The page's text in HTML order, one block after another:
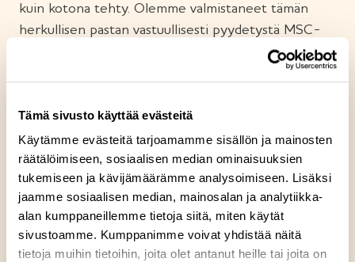
Tämä sivusto käyttää evästeitä
Käytämme evästeitä tarjoamamme sisällön ja mainosten
räätälöimiseen, sosiaalisen median ominaisuuksien
tukemiseen ja kävijämäärämme analysoimiseen. Lisäksi
jaamme sosiaalisen median, mainosalan ja analytiikka-
alan kumppaneillemme tietoja siitä, miten käytät
sivustoamme. Kumppanimme voivat yhdistää näitä
tietoja muihin tietoihin, joita olet antanut heille tai joita on
kuin kotona tehty. Olemme valmistaneet tämän
herkullisen pastan vastuullisesti pyydetystä MSC-
sertifioidusta tonnikalasta, täysjyväpastasta ja
maukkaasta tomaattikastikkeesta. Cheddarjuusto ja
mustapippuri, ruohosipuli ja ripaus chiliä
viimeistelevät maun. Proteiinipitoinen pasta on
ravitseva arjen suosikki. Nauti herkullinen Syömme
yhdessä -sarjan tonnikalapasta yhdessä perheen
kanssa.